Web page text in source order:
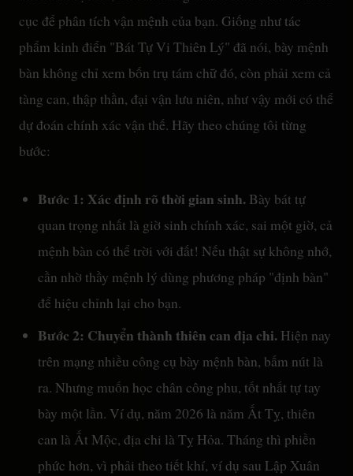
cục để phân tích vận mệnh của bạn. Giống như tác
phẩm kinh điển "Bát Tự Vi Thiên Lý" đã nói, bày mệnh
bàn không chỉ xem bốn trụ tám chữ đó, còn phải xem cả
tàng can, thập thần, đại vận lưu niên, như vậy mới có thể
dự đoán chính xác vận thế. Hãy theo chúng tôi từng
bước:
Bước 1: Xác định rõ thời gian sinh. Bày bát tự
quan trọng nhất là giờ sinh chính xác, sai một giờ, cả
mệnh bàn có thể trời với đất! Nếu thật sự không nhớ,
cần nhờ thầy mệnh lý dùng phương pháp "định bàn"
để hiệu chỉnh lại cho bạn.
Bước 2: Chuyển thành thiên can địa chi. Hiện nay
trên mạng nhiều công cụ bày mệnh bàn, bấm nút là
ra. Nhưng muốn học chân công phu, tốt nhất tự tay
bày một lần. Ví dụ, năm 2026 là năm Ất Tỵ, thiên
can là Ất Mộc, địa chi là Tỵ Hỏa. Tháng thì phiền
phức hơn, vì phải theo tiết khí, ví dụ sau Lập Xuân